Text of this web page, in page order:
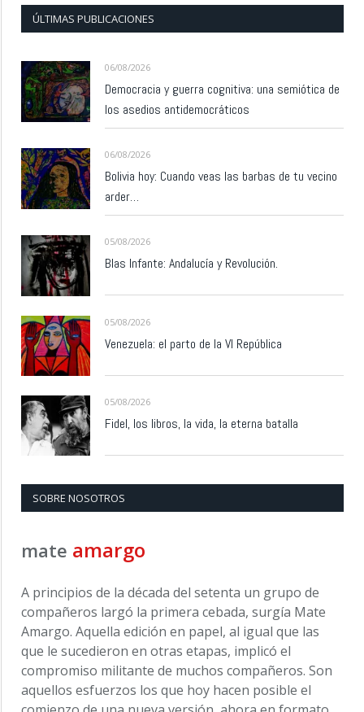
ÚLTIMAS PUBLICACIONES
06/08/2026
Democracia y guerra cognitiva: una semiótica de
los asedios antidemocráticos
06/08/2026
Bolivia hoy: Cuando veas las barbas de tu vecino
arder…
05/08/2026
Blas Infante: Andalucía y Revolución.
05/08/2026
Venezuela: el parto de la VI República
05/08/2026
Fidel, los libros, la vida, la eterna batalla
SOBRE NOSOTROS
mate amargo
A principios de la década del setenta un grupo de
compañeros largó la primera cebada, surgía Mate
Amargo. Aquella edición en papel, al igual que las
que le sucedieron en otras etapas, implicó el
compromiso militante de muchos compañeros. Son
aquellos esfuerzos los que hoy hacen posible el